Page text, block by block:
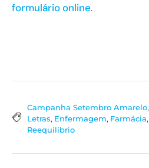
formulário online.
Campanha Setembro Amarelo,
Letras, Enfermagem, Farmácia,
Reequilíbrio